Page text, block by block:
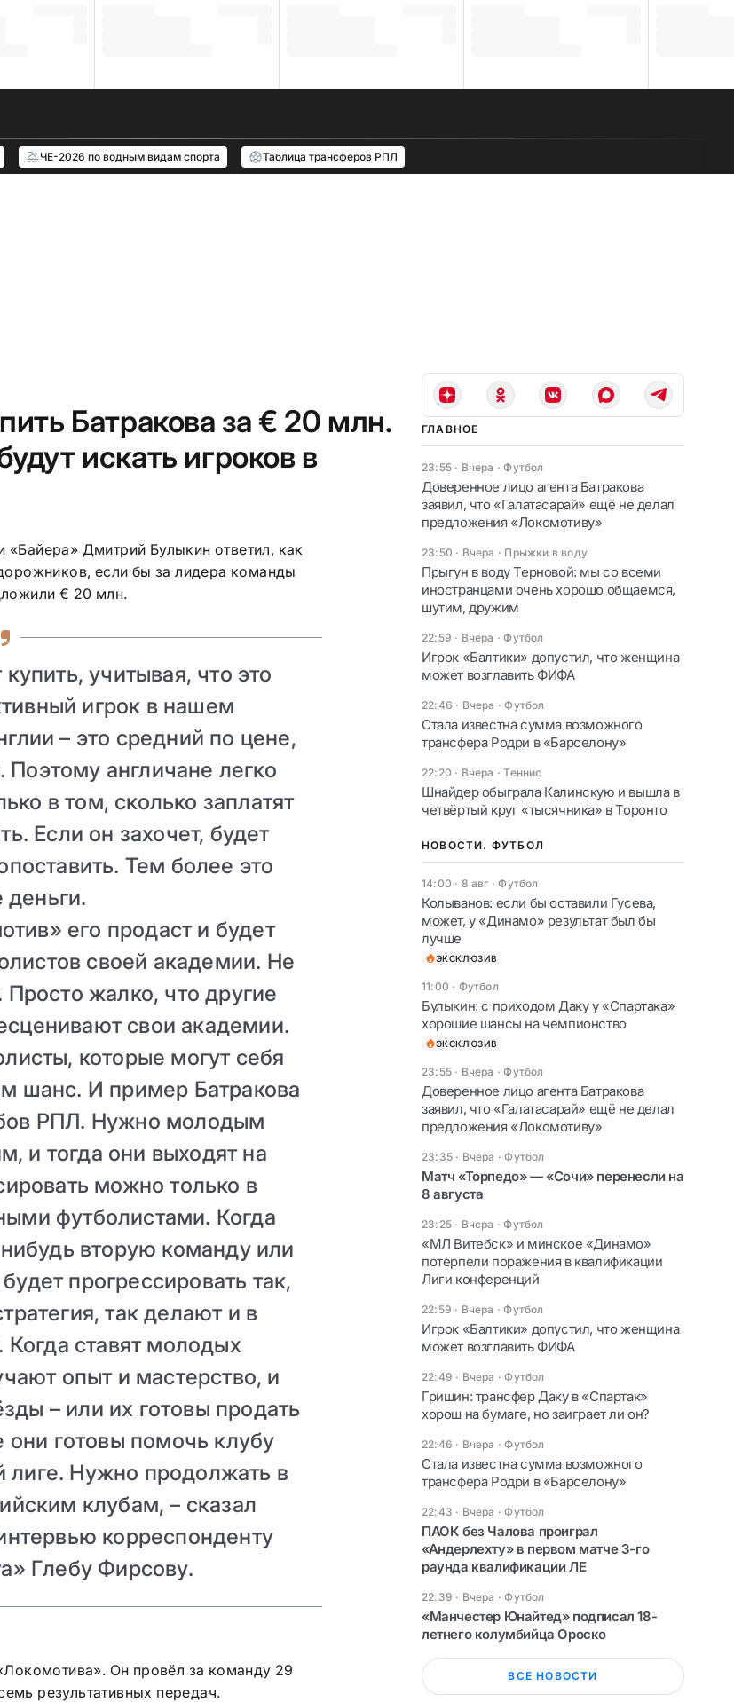
ЧЕ-2026 по водным видам спорта Таблица трансферов РПЛ
Батракова за € 20 млн.
искать игроков в
Дмитрий Булыкин ответил, как
если бы за лидера команды
€ 20 млн.
учитывая, что это
игрок в нашем
– это средний по цене,
англичане легко
в том, сколько заплатят
Если он захочет, будет
Тем более это
его продаст и будет
своей академии. Не
жалко, что другие
свои академии.
которые могут себя
шанс. И пример Батракова
РПЛ. Нужно молодым
и тогда они выходят на
можно только в
футболистами. Когда
вторую команду или
прогрессировать так,
так делают и в
Когда ставят молодых
опыт и мастерство, и
– или их готовы продать
готовы помочь клубу
лиге. Нужно продолжать в
клубам, – сказал
корреспонденту
Глебу Фирсову.
Он провёл за команду 29
результативных передач.
ГЛАВНОЕ
23:55 · Вчера ·Футбол
Доверенное лицо агента Батракова
заявил, что «Галатасарай» ещё не делал
предложения «Локомотиву»
23:50 · Вчера · Прыжки в воду
Прыгун в воду Терновой: мы со всеми
иностранцами очень хорошо общаемся,
шутим, дружим
22:59 · Вчера ·Футбол
Игрок «Балтики» допустил, что женщина
может возглавить ФИФА
22:46 · Вчера ·Футбол
Стала известна сумма возможного
трансфера Родри в «Барселону»
22:20 · Вчера ·Теннис
Шнайдер обыграла Калинскую и вышла в
четвёртый круг «тысячника» в Торонто
НОВОСТИ. ФУТБОЛ
14:00 · 8 авг ·Футбол
Колыванов: если бы оставили Гусева,
может, у «Динамо» результат был бы
лучше
ЭКСКЛЮЗИВ
11:00 · Футбол
Булыкин: с приходом Даку у «Спартака»
хорошие шансы на чемпионство
ЭКСКЛЮЗИВ
23:55 · Вчера ·Футбол
Доверенное лицо агента Батракова
заявил, что «Галатасарай» ещё не делал
предложения «Локомотиву»
23:35 · Вчера ·Футбол
Матч «Торпедо» — «Сочи» перенесли на
8 августа
23:25 · Вчера ·Футбол
«МЛ Витебск» и минское «Динамо»
потерпели поражения в квалификации
Лиги конференций
22:59 · Вчера ·Футбол
Игрок «Балтики» допустил, что женщина
может возглавить ФИФА
22:49 · Вчера ·Футбол
Гришин: трансфер Даку в «Спартак»
хорош на бумаге, но заиграет ли он?
22:46 · Вчера ·Футбол
Стала известна сумма возможного
трансфера Родри в «Барселону»
22:43 · Вчера ·Футбол
ПАОК без Чалова проиграл
«Андерлехту» в первом матче 3-го
раунда квалификации ЛЕ
22:39 · Вчера ·Футбол
«Манчестер Юнайтед» подписал 18-
летнего колумбийца Ороско
ВСЕ НОВОСТИ